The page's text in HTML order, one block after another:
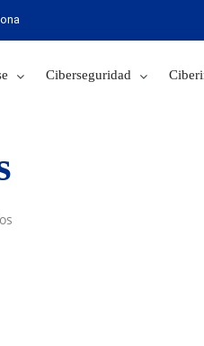
Ciberseguridad
· Pamplona